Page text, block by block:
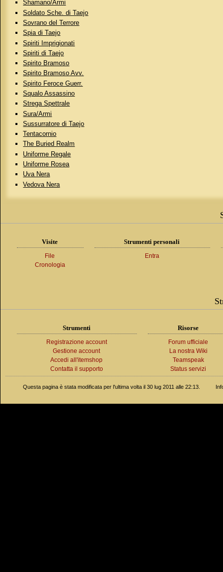
Shamano/Armi
Soldato Sche. di Taejo
Sovrano del Terrore
Spia di Taejo
Spiriti Imprigionati
Spiriti di Taejo
Spirito Bramoso
Spirito Bramoso Avv.
Spirito Feroce Guerr.
Squalo Assassino
Strega Spettrale
Sura/Armi
Sussurratore di Taejo
Tentacornio
The Buried Realm
Uniforme Regale
Uniforme Rosea
Uva Nera
Vedova Nera
Visite
File
Cronologia
Strumenti personali
Entra
Strumenti
Registrazione account
Gestione account
Accedi all'itemshop
Contatta il supporto
Risorse
Forum ufficiale
La nostra Wiki
Teamspeak
Status servizi
Questa pagina è stata modificata per l'ultima volta il 30 lug 2011 alle 22:13.